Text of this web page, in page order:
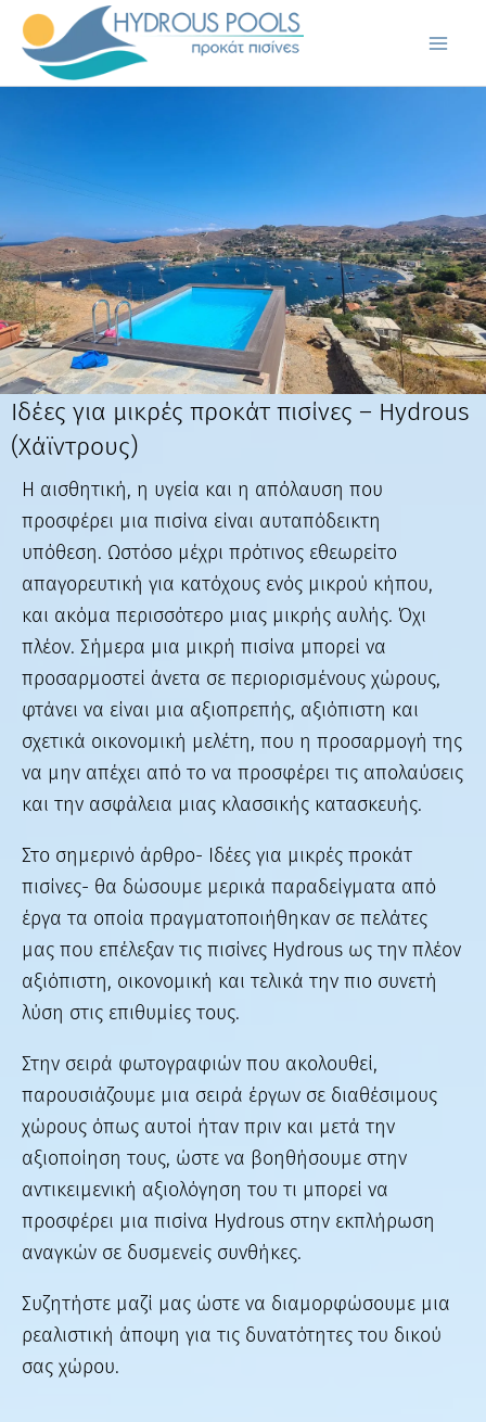
Μετάβαση
στο
περιεχόμενο
Ιδέες για μικρές προκάτ πισίνες – Hydrous
(Χάϊντρους)
Η αισθητική, η υγεία και η απόλαυση που
προσφέρει μια πισίνα είναι αυταπόδεικτη
υπόθεση. Ωστόσο μέχρι πρότινος εθεωρείτο
απαγορευτική για κατόχους ενός μικρού κήπου,
και ακόμα περισσότερο μιας μικρής αυλής. Όχι
πλέον. Σήμερα μια μικρή πισίνα μπορεί να
προσαρμοστεί άνετα σε περιορισμένους χώρους,
φτάνει να είναι μια αξιοπρεπής, αξιόπιστη και
σχετικά οικονομική μελέτη, που η προσαρμογή της
να μην απέχει από το να προσφέρει τις απολαύσεις
και την ασφάλεια μιας κλασσικής κατασκευής.
Στο σημερινό άρθρο- Ιδέες για μικρές προκάτ
πισίνες- θα δώσουμε μερικά παραδείγματα από
έργα τα οποία πραγματοποιήθηκαν σε πελάτες
μας που επέλεξαν τις πισίνες Hydrous ως την πλέον
αξιόπιστη, οικονομική και τελικά την πιο συνετή
λύση στις επιθυμίες τους.
Στην σειρά φωτογραφιών που ακολουθεί,
παρουσιάζουμε μια σειρά έργων σε διαθέσιμους
χώρους όπως αυτοί ήταν πριν και μετά την
αξιοποίηση τους, ώστε να βοηθήσουμε στην
αντικειμενική αξιολόγηση του τι μπορεί να
προσφέρει μια πισίνα Hydrous στην εκπλήρωση
αναγκών σε δυσμενείς συνθήκες.
Συζητήστε μαζί μας ώστε να διαμορφώσουμε μια
ρεαλιστική άποψη για τις δυνατότητες του δικού
σας χώρου.